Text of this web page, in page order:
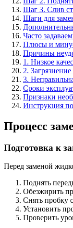
Шаг 3. Слив
Шаги для
Часто
Плюсы и
Причины
1. Низкое
2.
3.
Сроки
Признаки
Инструкция
Процесс
Подготовка к
Перед заменой
Поднять
Обезжирить
Снять пробку
Установить
Проверить